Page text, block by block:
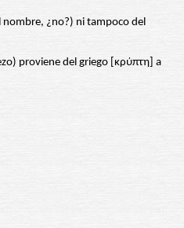
nombre, ¿no?) ni tampoco del
proviene del griego [κρύπτη] a